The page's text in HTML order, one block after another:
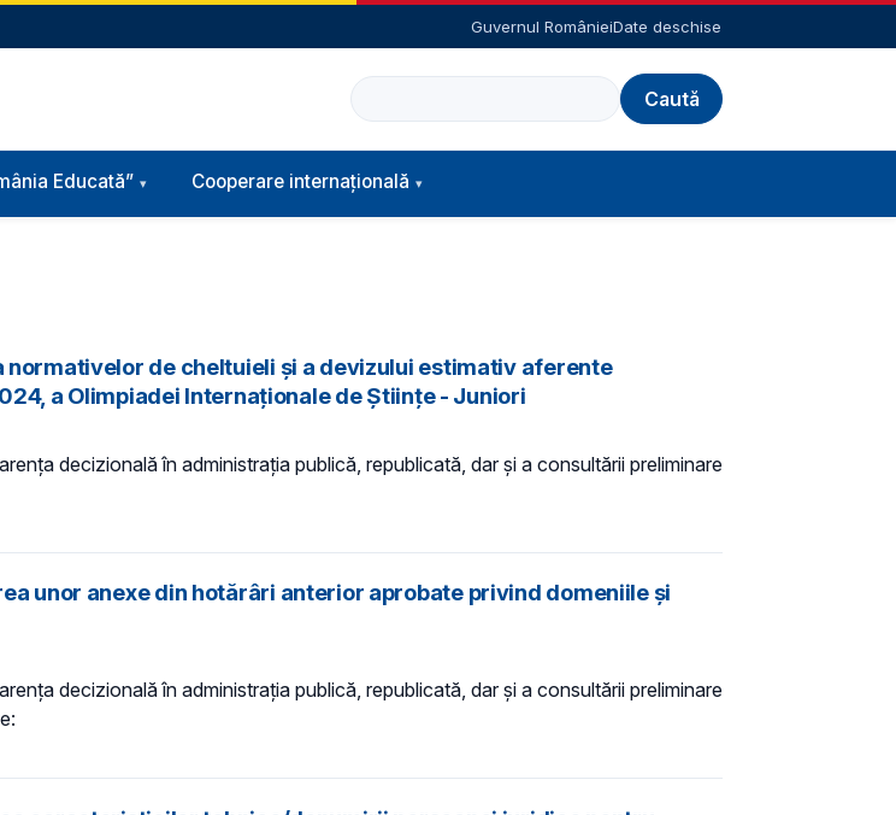
Guvernul RomânieiDate deschise
Caută
Educată” Cooperare internațională
de cheltuieli și a devizului estimativ aferente
a Olimpiadei Internaționale de Științe - Juniori
decizională în administraţia publică, republicată, dar și a consultării preliminare
unor anexe din hotărâri anterior aprobate privind domeniile şi
decizională în administraţia publică, republicată, dar și a consultării preliminare